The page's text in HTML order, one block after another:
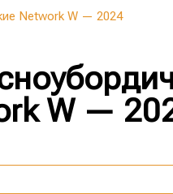
Network W — 2024
W —